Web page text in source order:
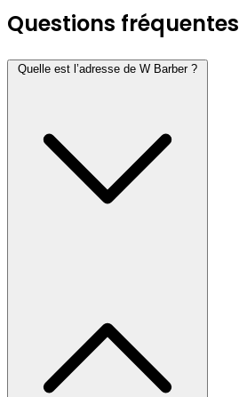
Questions fréquentes
Quelle est l’adresse de W Barber ?